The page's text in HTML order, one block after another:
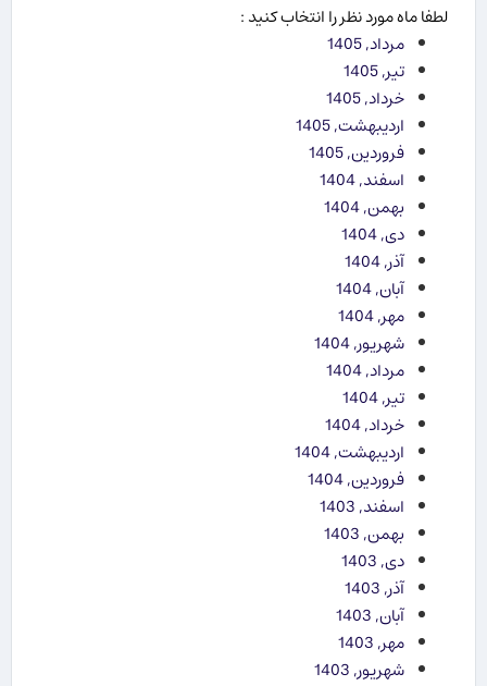
لطفا ماه مورد نظر را انتخاب کنید :
مرداد, 1405
تیر, 1405
خرداد, 1405
اردیبهشت, 1405
فروردین, 1405
اسفند, 1404
بهمن, 1404
دی, 1404
آذر, 1404
آبان, 1404
مهر, 1404
شهریور, 1404
مرداد, 1404
تیر, 1404
خرداد, 1404
اردیبهشت, 1404
فروردین, 1404
اسفند, 1403
بهمن, 1403
دی, 1403
آذر, 1403
آبان, 1403
مهر, 1403
شهریور, 1403